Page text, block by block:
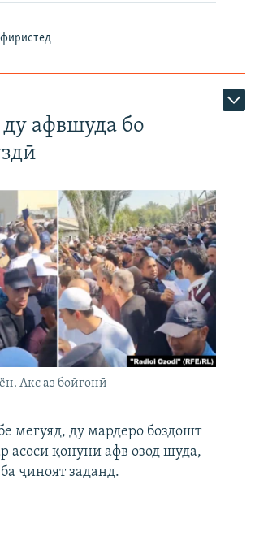
афвшуда бо
Акс аз бойгонӣ
мегӯяд, ду мардеро боздошт
асоси қонуни афв озод шуда,
ҷиноят заданд.